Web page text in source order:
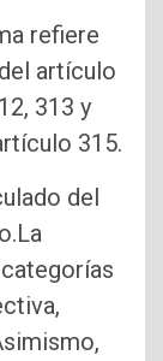
refiere
artículo
313 y
315.
del